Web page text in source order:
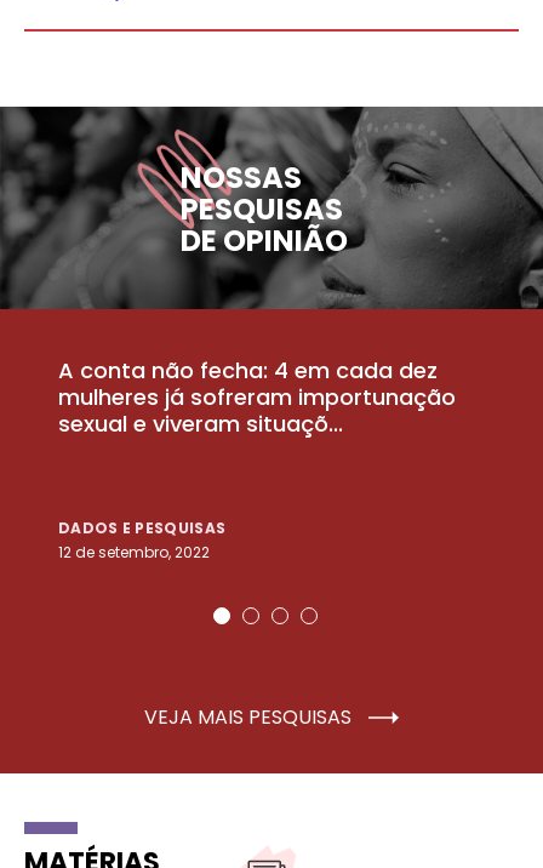
NOSSAS
PESQUISAS
DE OPINIÃO
A conta não fecha: 4 em cada dez
mulheres já sofreram importunação
sexual e viveram situaçõ...
DADOS E PESQUISAS
12 de setembro, 2022
VEJA MAIS PESQUISAS